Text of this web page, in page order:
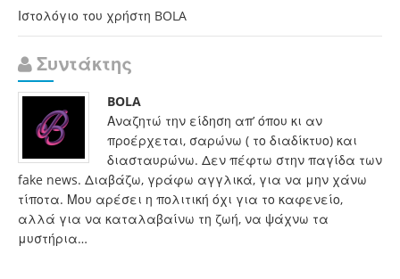
Ιστολόγιο του χρήστη BOLA
Συντάκτης
BOLA
Αναζητώ την είδηση απ’ όπου κι αν
προέρχεται, σαρώνω ( το διαδίκτυο) και
διασταυρώνω. Δεν πέφτω στην παγίδα των
fake news. Διαβάζω, γράφω αγγλικά, για να μην χάνω
τίποτα. Μου αρέσει η πολιτική όχι για το καφενείο,
αλλά για να καταλαβαίνω τη ζωή, να ψάχνω τα
μυστήρια…